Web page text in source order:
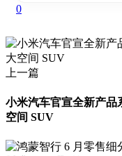
0
上一篇
小米汽车官宣全新产品
空间 SUV